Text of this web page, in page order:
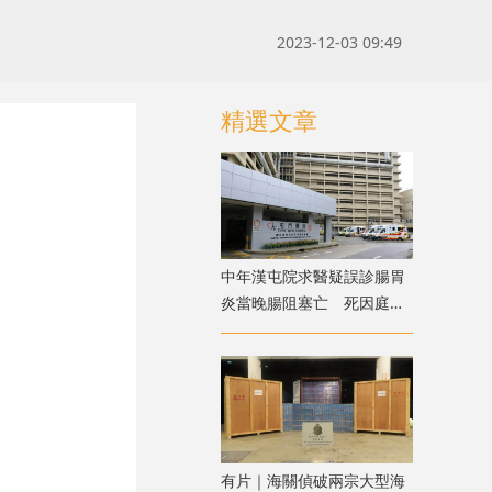
2023-12-03 09:49
精選文章
中年漢屯院求醫疑誤診腸胃
炎當晚腸阻塞亡 死因庭展
開研訊
有片｜海關偵破兩宗大型海